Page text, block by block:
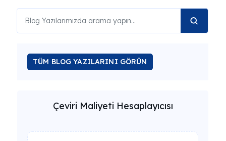
TÜM BLOG YAZILARINI GÖRÜN
Çeviri Maliyeti Hesaplayıcısı